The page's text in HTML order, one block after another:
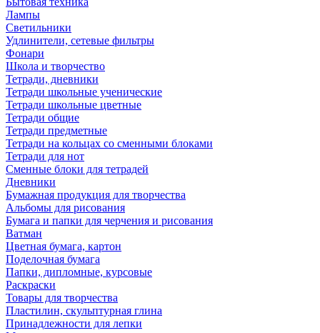
Лампы
Светильники
Удлинители, сетевые фильтры
Фонари
Школа и творчество
Тетради, дневники
Тетради школьные ученические
Тетради школьные цветные
Тетради общие
Тетради предметные
Тетради на кольцах со сменными блоками
Тетради для нот
Сменные блоки для тетрадей
Дневники
Бумажная продукция для творчества
Альбомы для рисования
Бумага и папки для черчения и рисования
Ватман
Цветная бумага, картон
Поделочная бумага
Папки, дипломные, курсовые
Раскраски
Товары для творчества
Пластилин, скульптурная глина
Принадлежности для лепки